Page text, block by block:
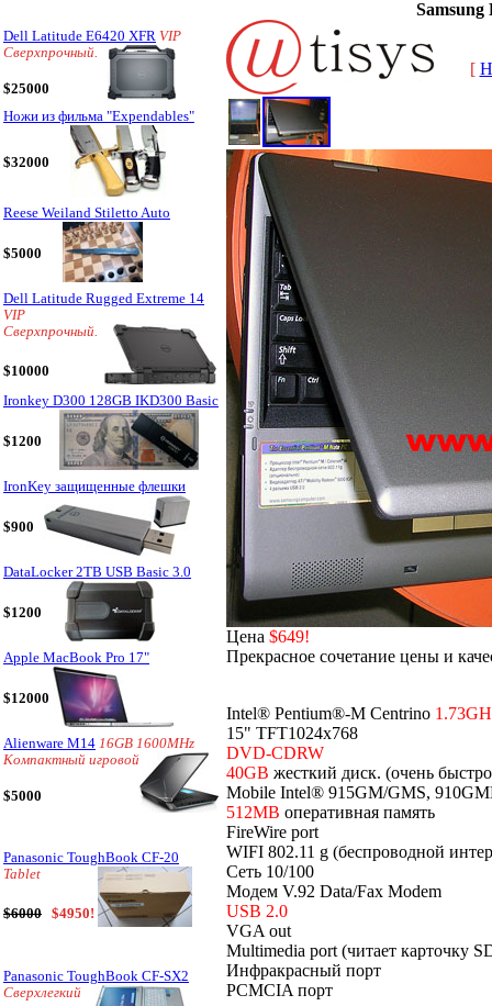
Samsung
Dell Latitude E6420 XFR VIP
Сверхпрочный.
$25000
Ножи из фильма "Expendables"
$32000
Reese Weiland Stiletto Auto
$5000
Dell Latitude Rugged Extreme 14
VIP
Сверхпрочный.
$10000
Ironkey D300 128GB IKD300 Basic
$1200
IronKey защищенные флешки
$900
DataLocker 2TB USB Basic 3.0
$1200
Apple MacBook Pro 17"
$12000
Alienware M14 16GB 1600MHz
Компактный игровой
$5000
Panasonic ToughBook CF-20
Tablet
$6000 $4950!
Panasonic ToughBook CF-SX2
Сверхлегкий
[
Цена $649!
Прекрасное сочетание цены и
Intel® Pentium®-M Centrino
15" TFT1024x768
DVD-CDRW
40GB жесткий диск. (очень
Mobile Intel® 915GM/GMS,
512MB оперативная память
FireWire port
WIFI 802.11 g (беспроводной
Сеть 10/100
Модем V.92 Data/Fax Modem
USB 2.0
VGA out
Multimedia port (читает карточку
Инфракрасный порт
PCMCIA порт